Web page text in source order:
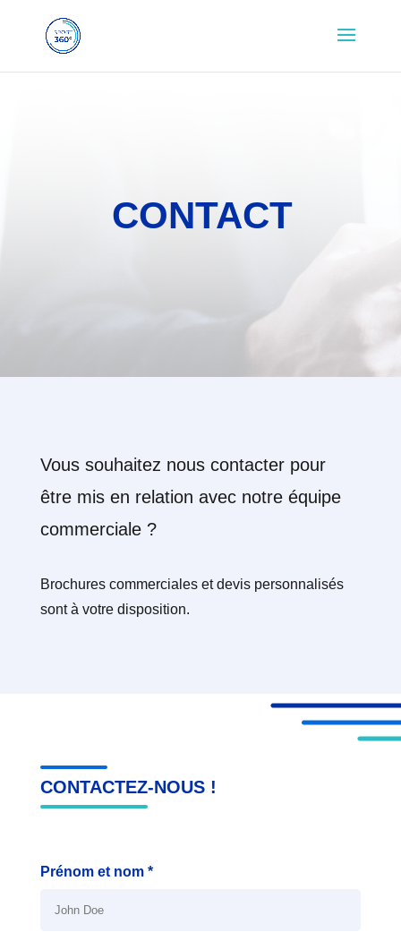
CONTACT
Vous souhaitez nous contacter pour
être mis en relation avec notre équipe
commerciale ?
Brochures commerciales et devis personnalisés
sont à votre disposition.
CONTACTEZ-NOUS !
Prénom et nom *